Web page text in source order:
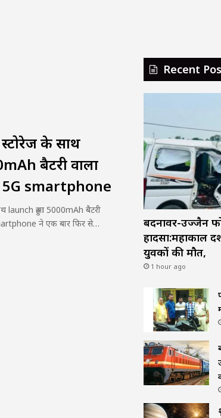
के साथ
बैटरी वाला
5G smartphone
launch हुआ 5000mAh बैटरी
ने एक बार फिर से…
Recent
बदनावर-उज्जैन
हादसा:महाकाल
युवकों की मौत,
1 hour ago